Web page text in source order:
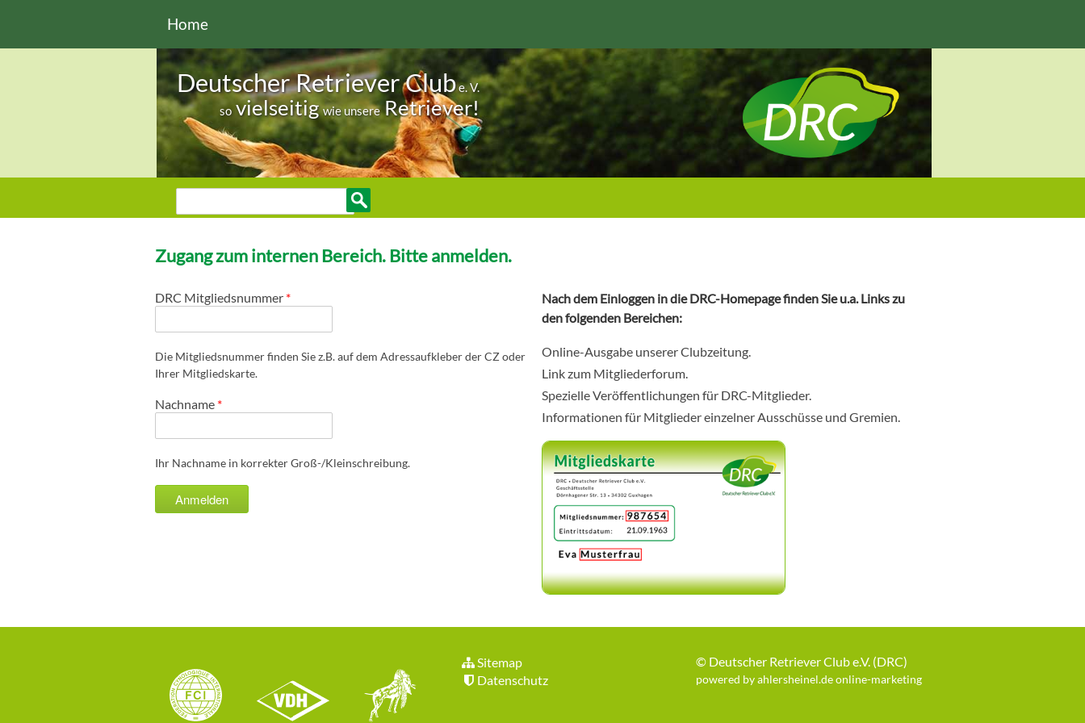
Home
Deutscher Retriever Clube. V.
sovielseitigwie unsereRetriever!
Sie sind hier
Zugang zum internen Bereich. Bitte anmelden.
DRC Mitgliedsnummer *
Die Mitgliedsnummer finden Sie z.B. auf dem Adressaufkleber der CZ oder
Ihrer Mitgliedskarte.
Nachname *
Ihr Nachname in korrekter Groß-/Kleinschreibung.
Nach dem Einloggen in die DRC-Homepage finden Sie u.a. Links zu
den folgenden Bereichen:
Online-Ausgabe unserer Clubzeitung.
Link zum Mitgliederforum.
Spezielle Veröffentlichungen für DRC-Mitglieder.
Informationen für Mitglieder einzelner Ausschüsse und Gremien.
Sitemap
Datenschutz
© Deutscher Retriever Club e.V. (DRC)
powered by ahlersheinel.de online-marketing